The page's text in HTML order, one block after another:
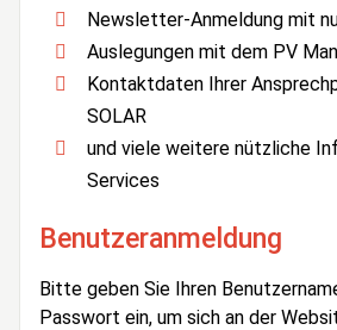
Newsletter-Anmeldung mit
Auslegungen mit dem PV
Kontaktdaten Ihrer
SOLAR
und viele weitere nützliche
Services
Benutzeranmeldung
Bitte geben Sie Ihren
Passwort ein, um sich an der